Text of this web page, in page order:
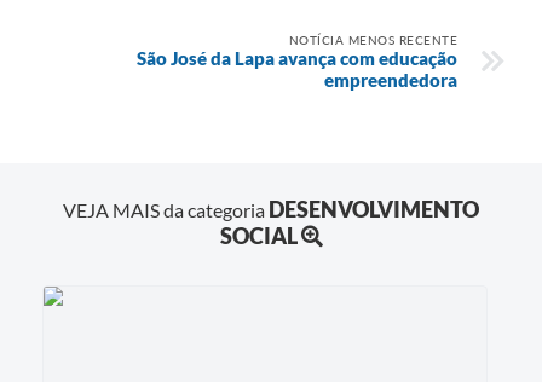
NOTÍCIA MENOS RECENTE
São José da Lapa avança com educação
empreendedora
VEJA MAIS da categoria DESENVOLVIMENTO
SOCIAL